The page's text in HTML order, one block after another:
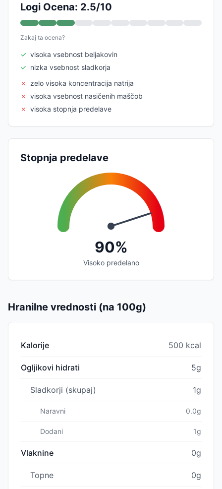
Logi Ocena: 2.5/10
Zakaj ta ocena?
✓ visoka vsebnost beljakovin
✓ nizka vsebnost sladkorja
✗
zelo visoka koncentracija natrija
✗ visoka vsebnost nasičenih maščob
✗ visoka stopnja predelave
Stopnja predelave
90%
Visoko predelano
Hranilne vrednosti (na 100g)
Kalorije 500 kcal
Ogljikovi hidrati 5g
Sladkorji (skupaj) 1g
Naravni 0.0g
Dodani 1g
Vlaknine 0g
Topne 0g